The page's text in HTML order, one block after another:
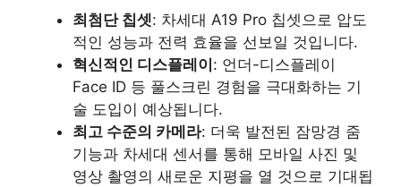
최첨단 칩셋: 차세대 A19 Pro 칩셋으로 압도
적인 성능과 전력 효율을 선보일 것입니다.
혁신적인 디스플레이 : 언더-디스플레이
Face ID 등 풀스크린 경험을 극대화하는 기
술 도입이 예상됩니다.
최고 수준의 카메라: 더욱 발전된 잠망경 줌
기능과 차세대 센서를 통해 모바일 사진 및
영상 촬영의 새로운 지평을 열 것으로 기대됩